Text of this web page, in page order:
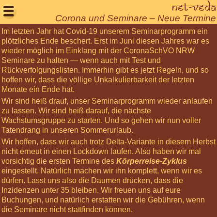
Net-Veda
Corona und Seminare – Neue Termine

Im letzten Jahr hat Covid-19 unserem Seminarprogramm ein
plötzliches Ende beschert. Erst im Juni diesen Jahres war es
wieder möglich im Einklang mit der CoronaSchVO NRW
Seminare zu halten — wenn auch mit Test und
Rückverfolgungslisten. Immerhin gibt es jetzt Regeln, und so
hoffen wir, dass die völlige Unkalkulierbarkeit der letzten
Monate ein Ende hat.
Wir sind heiß drauf, unser Seminarprogramm wieder anlaufen
zu lassen. Wir sind heiß darauf, die nächste
Wachstumsgruppe zu starten. Und so gehen wir nun voller
Tatendrang in unseren Sommerurlaub.
Wir hoffen, dass wir auch trotz Delta-Variante in diesem Herbst
nicht erneut in einen Lockdown laufen. Also haben wir mal
vorsichtig die ersten Termine des Körperreise-Zyklus
eingestellt. Natürlich machen wir ihn komplett, wenn wir es
dürfen. Lasst uns also die Daumen drücken, dass die
Inzidenzen unter 35 bleiben. Wir freuen uns auf eure
Buchungen, und natürlich erstatten wir die Gebühren, wenn
die Seminare nicht stattfinden können.
Willkommen
Aktuelles
Seminare
Körperarbeit
Meditationen
Über
uns
Net-
Veda
Tantra
Leben
Gästebuch
Login